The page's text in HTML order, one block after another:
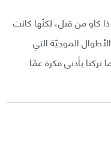
كاو من قبل، لكنّها كانت
الموجيّة التي
بأدنى فكرة عمّا